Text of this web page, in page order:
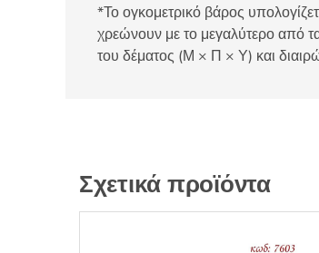
*Το ογκομετρικό βάρος
χρεώνουν με το μεγαλύτερο από
του δέματος (Μ × Π × Υ) και
Σχετικά προϊόντα